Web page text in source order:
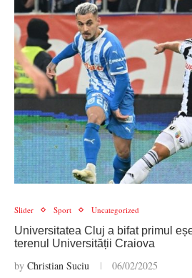
Slider Sport Uncategorized
Universitatea Cluj a bifat primul
terenul Universității Craiova
by Christian Suciu 06/02/2025